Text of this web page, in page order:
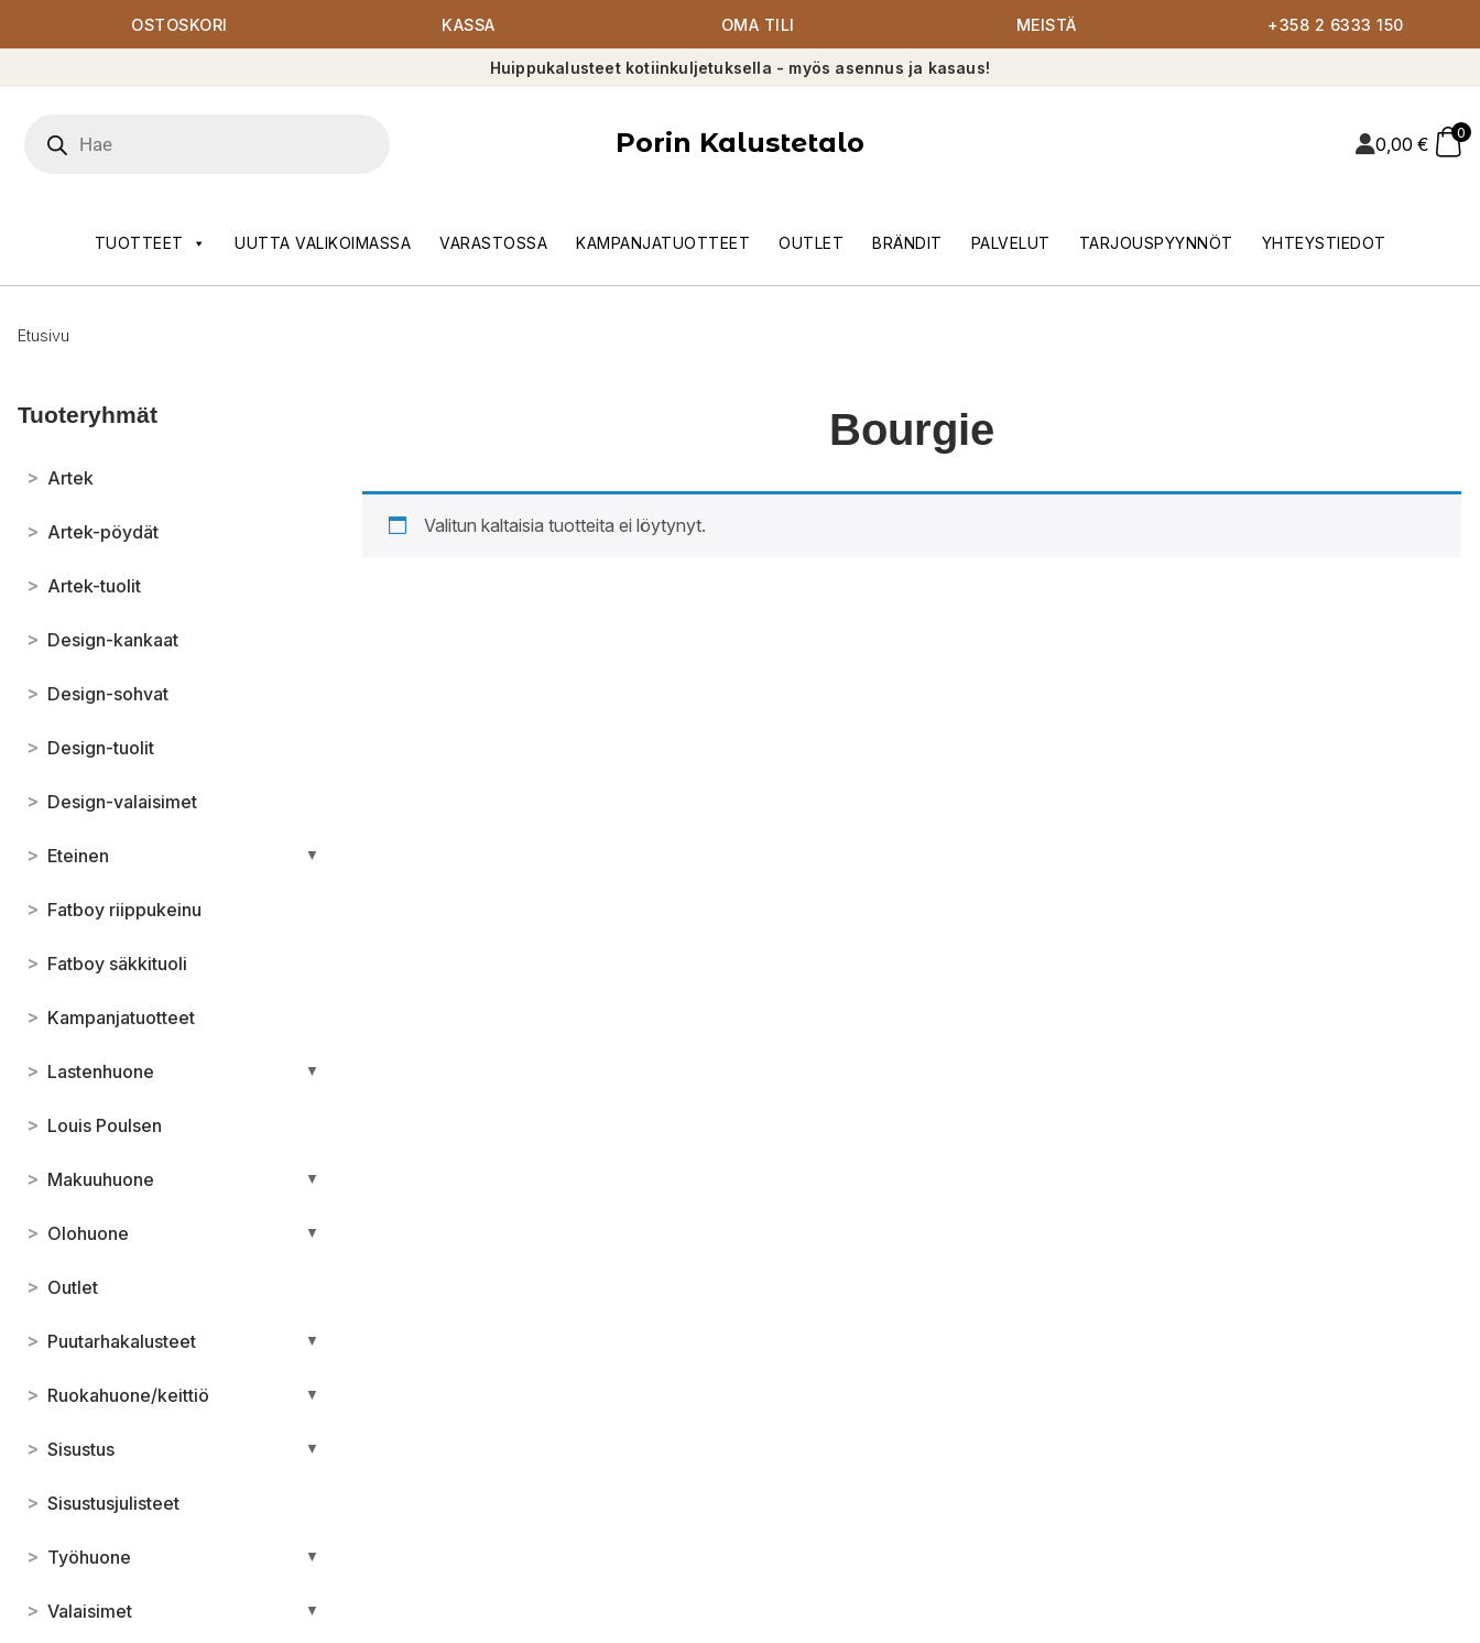
OSTOSKORI KASSA OMA TILI MEISTÄ +358 2 6333 150
Huippukalusteet kotiinkuljetuksella - myös asennus ja kasaus!
search
Porin Kalustetalo 0,00 €
0
TUOTTEET UUTTA VALIKOIMASSA VARASTOSSA KAMPANJATUOTTEET OUTLET BRÄNDIT PALVELUT TARJOUSPYYNNÖT YHTEYSTIEDOT
Etusivu
Tuoteryhmät
> Artek
> Artek-pöydät
> Artek-tuolit
> Design-kankaat
> Design-sohvat
> Design-tuolit
> Design-valaisimet
> Eteinen ▼
> Fatboy riippukeinu
> Fatboy säkkituoli
> Kampanjatuotteet
> Lastenhuone ▼
> Louis Poulsen
> Makuuhuone ▼
> Olohuone ▼
> Outlet
> Puutarhakalusteet ▼
> Ruokahuone/keittiö ▼
> Sisustus ▼
> Sisustusjulisteet
> Työhuone ▼
> Valaisimet ▼
Bourgie
Valitun kaltaisia tuotteita ei löytynyt.